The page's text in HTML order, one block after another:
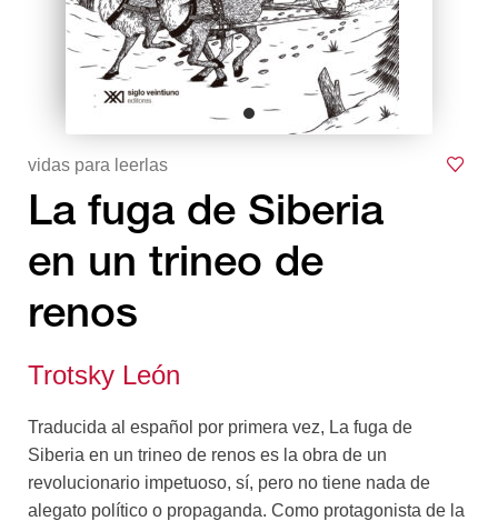
vidas para leerlas
La fuga de Siberia
en un trineo de
renos
Trotsky León
Traducida al español por primera vez, La fuga de
Siberia en un trineo de renos es la obra de un
revolucionario impetuoso, sí, pero no tiene nada de
alegato político o propaganda. Como protagonista de la